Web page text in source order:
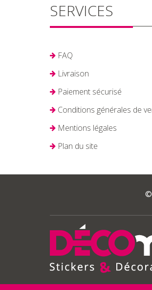
SERVICES
FAQ
Livraison
Paiement sécurisé
Conditions générales de
Mentions légales
Plan du site
©